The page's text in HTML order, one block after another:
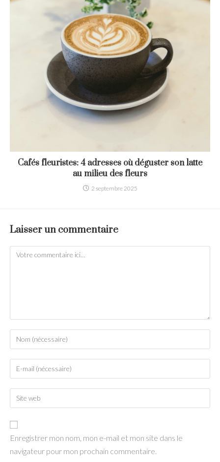
Cafés fleuristes: 4 adresses où déguster son latte
au milieu des fleurs
2 septembre 2025
Laisser un commentaire
Comment
name
username
to
comment
email
address
to
comment
URL
(optional)
Enregistrer mon nom, mon e-mail et mon site dans le
navigateur pour mon prochain commentaire.